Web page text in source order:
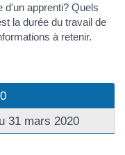
d'un apprenti? Quels
la durée du travail de
à retenir.
31 mars 2020